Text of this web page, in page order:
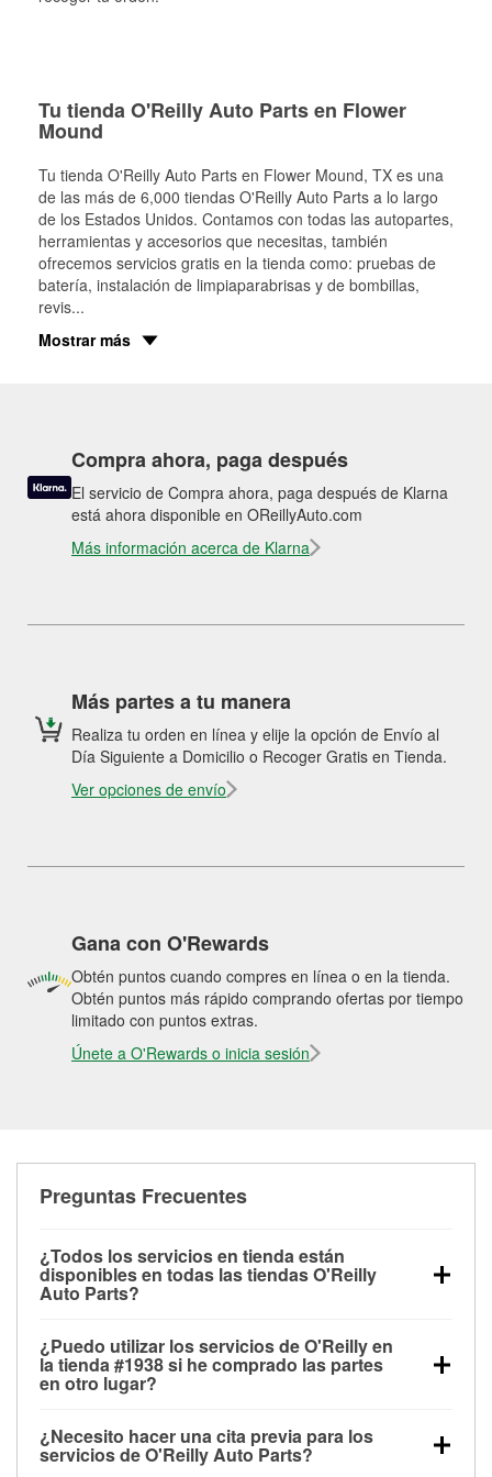
Tu tienda O'Reilly Auto Parts en Flower
Mound
Tu tienda O'Reilly Auto Parts en Flower Mound, TX es una
de las más de 6,000 tiendas O'Reilly Auto Parts a lo largo
de los Estados Unidos. Contamos con todas las autopartes,
herramientas y accesorios que necesitas, también
ofrecemos servicios gratis en la tienda como: pruebas de
batería, instalación de limpiaparabrisas y de bombillas,
revis...
Mostrar más
Compra ahora, paga después
El servicio de Compra ahora, paga después de Klarna
está ahora disponible en OReillyAuto.com
Más información acerca de Klarna
Más partes a tu manera
Realiza tu orden en línea y elije la opción de Envío al
Día Siguiente a Domicilio o Recoger Gratis en Tienda.
Ver opciones de envío
Gana con O'Rewards
Obtén puntos cuando compres en línea o en la tienda.
Obtén puntos más rápido comprando ofertas por tiempo
limitado con puntos extras.
Únete a O'Rewards o inicia sesión
Preguntas Frecuentes
¿Todos los servicios en tienda están
disponibles en todas las tiendas O'Reilly
Auto Parts?
las pruebas de batería, pruebas de alternador y
motor de arranque, revisión de la luz “Check Engine”
con O'Reilly VeriScan® e instalación de
limpiaparabrisas o bombillas, están disponibles en
todas las tiendas O'Reilly Auto Parts. La tienda
¿Puedo utilizar los servicios de O'Reilly en
la tienda #1938 si he comprado las partes
en otro lugar?
de O'Reilly Auto Parts que estén disponibles en la
tienda #1938 de Flower Mound, TX aunque hayas
¿Necesito hacer una cita previa para los
servicios de O'Reilly Auto Parts?